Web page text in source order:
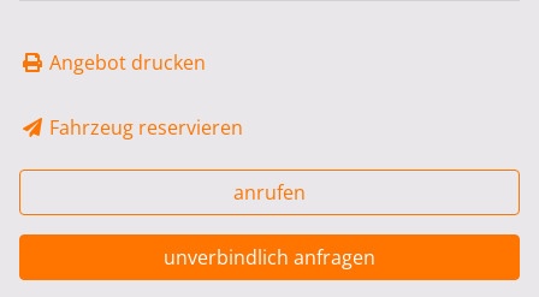
Angebot drucken
Fahrzeug reservieren
anrufen
unverbindlich anfragen